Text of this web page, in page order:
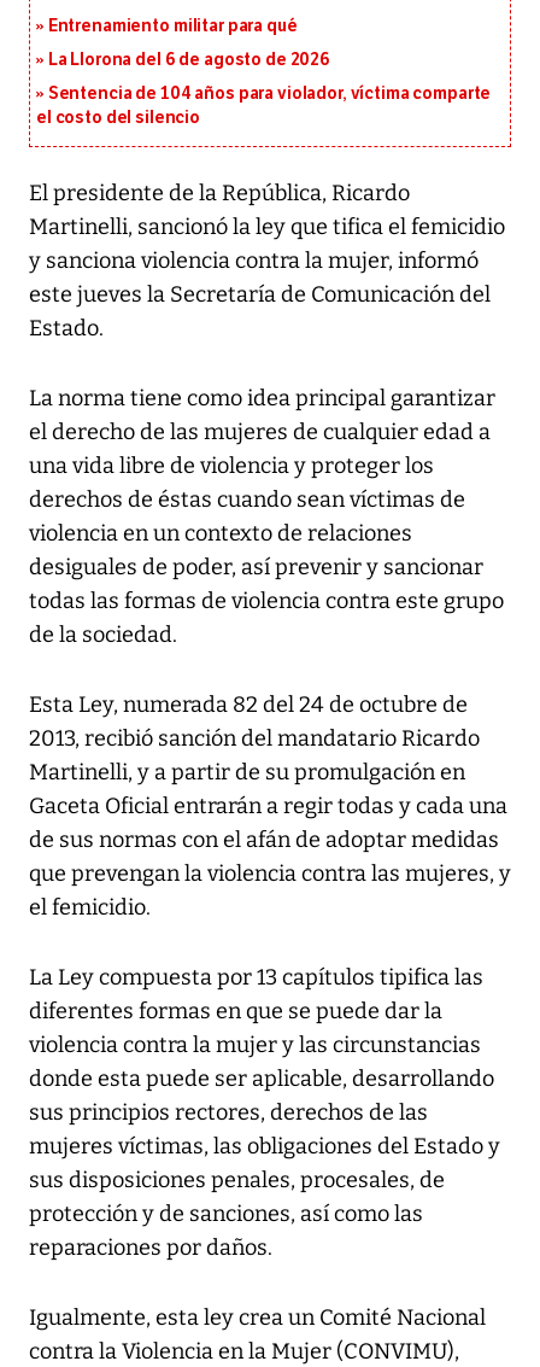
Entrenamiento militar para qué
La Llorona del 6 de agosto de 2026
Sentencia de 104 años para violador, víctima comparte
el costo del silencio
El presidente de la República, Ricardo
Martinelli, sancionó la ley que tifica el femicidio
y sanciona violencia contra la mujer, informó
este jueves la Secretaría de Comunicación del
Estado.
La norma tiene como idea principal garantizar
el derecho de las mujeres de cualquier edad a
una vida libre de violencia y proteger los
derechos de éstas cuando sean víctimas de
violencia en un contexto de relaciones
desiguales de poder, así prevenir y sancionar
todas las formas de violencia contra este grupo
de la sociedad.
Esta Ley, numerada 82 del 24 de octubre de
2013, recibió sanción del mandatario Ricardo
Martinelli, y a partir de su promulgación en
Gaceta Oficial entrarán a regir todas y cada una
de sus normas con el afán de adoptar medidas
que prevengan la violencia contra las mujeres, y
el femicidio.
La Ley compuesta por 13 capítulos tipifica las
diferentes formas en que se puede dar la
violencia contra la mujer y las circunstancias
donde esta puede ser aplicable, desarrollando
sus principios rectores, derechos de las
mujeres víctimas, las obligaciones del Estado y
sus disposiciones penales, procesales, de
protección y de sanciones, así como las
reparaciones por daños.
Igualmente, esta ley crea un Comité Nacional
contra la Violencia en la Mujer (CONVIMU),